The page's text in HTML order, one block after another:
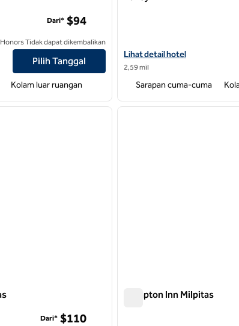
by Hilton San Jose
Dari* $94
Tidak dapat dikembalikan
Pilih Tanggal
Kolam luar ruangan
Lihat detail hotel untuk
Lihat detail hotel
2,59 mil
Sarapan cuma-cuma
gambar berikutnya
Dari* $110
1 dari 12
Hampton Inn Milpitas